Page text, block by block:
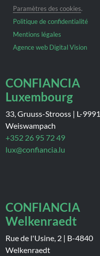
Paramètres des cookies.
Politique de confidentialité
Mentions légales
Agence web Digital Vision
CONFIANCIA
Luxembourg
33, Gruuss-Strooss | L-9991
Weiswampach
+352 26 95 72 49
lux@confiancia.lu
CONFIANCIA
Welkenraedt
Rue de l'Usine, 2 | B-4840
Welkenraedt